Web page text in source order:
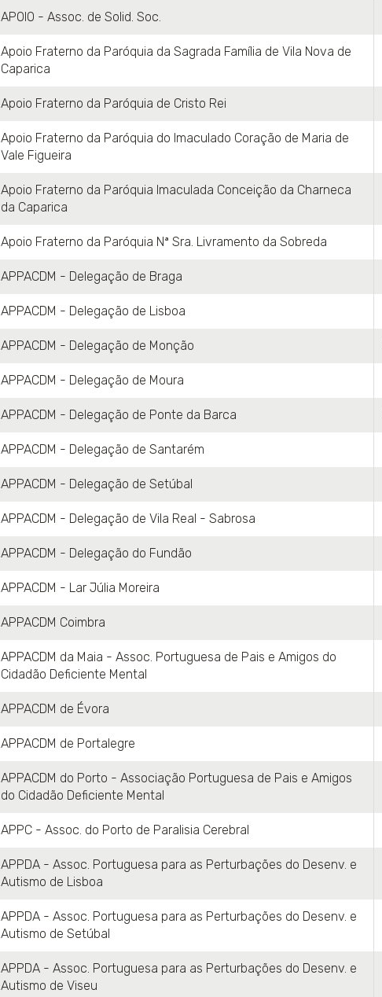
APOIO - Assoc. de Solid. Soc.
Apoio Fraterno da Paróquia da Sagrada Família de Vila Nova de
Caparica
Apoio Fraterno da Paróquia de Cristo Rei
Apoio Fraterno da Paróquia do Imaculado Coração de Maria de
Vale Figueira
Apoio Fraterno da Paróquia Imaculada Conceição da Charneca
da Caparica
Apoio Fraterno da Paróquia Nª Sra. Livramento da Sobreda
APPACDM - Delegação de Braga
APPACDM - Delegação de Lisboa
APPACDM - Delegação de Monção
APPACDM - Delegação de Moura
APPACDM - Delegação de Ponte da Barca
APPACDM - Delegação de Santarém
APPACDM - Delegação de Setúbal
APPACDM - Delegação de Vila Real - Sabrosa
APPACDM - Delegação do Fundão
APPACDM - Lar Júlia Moreira
APPACDM Coimbra
APPACDM da Maia - Assoc. Portuguesa de Pais e Amigos do
Cidadão Deficiente Mental
APPACDM de Évora
APPACDM de Portalegre
APPACDM do Porto - Associação Portuguesa de Pais e Amigos
do Cidadão Deficiente Mental
APPC - Assoc. do Porto de Paralisia Cerebral
APPDA - Assoc. Portuguesa para as Perturbações do Desenv. e
Autismo de Lisboa
APPDA - Assoc. Portuguesa para as Perturbações do Desenv. e
Autismo de Setúbal
APPDA - Assoc. Portuguesa para as Perturbações do Desenv. e
Autismo de Viseu